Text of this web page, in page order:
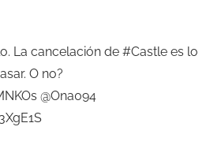
La cancelación de #Castle es lo
O no?
@Ona094